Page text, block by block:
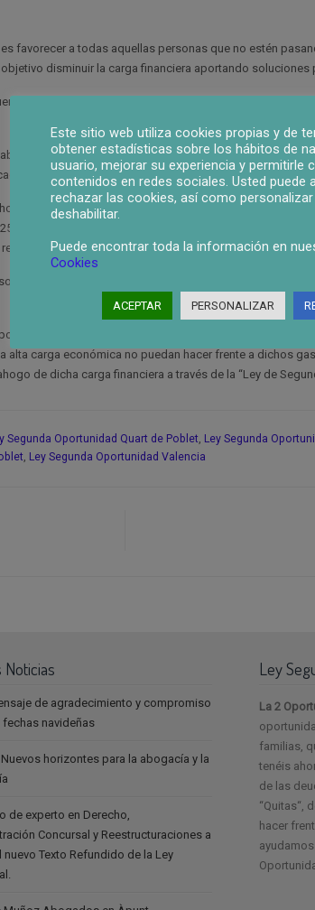
favorecer a todas aquellas personas que no estén
disminuir la carga financiera aportando
de Valencia que ésta pertenece a la Provincia de
de los cuales 11.978 son hombres y 12.558 son
habiendo una diferencia de casi 2.000 habitantes
y 1.258 son mujeres. Las personas mayores de
y 44 años, son un total de 767 personas. Lo menores
pues cada vez son más las personas que acuden
a todos los vecinos de Quart de Poblet que no
carga económica no puedan hacer frente a dichos
de dicha carga financiera a través de la “Ley de
Segunda Oportunidad Quart de Poblet, Ley Segunda
, Ley Segunda Oportunidad Valencia
Noticias
de agradecimiento y compromiso
fechas navideñas
horizontes para la abogacía y la
de experto en Derecho,
Concursal y Reestructuraciones a
nuevo Texto Refundido de la Ley
Ley
La 2
familias,
tenéis
de las
“Quitas“,
hacer
Este sitio web utiliza cookies propias y de
obtener estadísticas sobre los hábitos de
usuario, mejorar su experiencia y permitirle
contenidos en redes sociales. Usted puede
rechazar las cookies, así como
deshabilitar.
Puede encontrar toda la información en
Cookies
ACEPTAR PERSONALIZAR